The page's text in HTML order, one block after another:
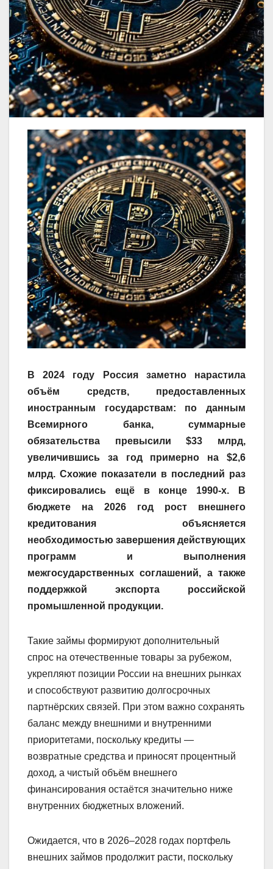
В 2024 году Россия заметно нарастила
объём средств, предоставленных
иностранным государствам: по данным
Всемирного банка, суммарные
обязательства превысили $33 млрд,
увеличившись за год примерно на $2,6
млрд. Схожие показатели в последний раз
фиксировались ещё в конце 1990-х. В
бюджете на 2026 год рост внешнего
кредитования объясняется
необходимостью завершения действующих
программ и выполнения
межгосударственных соглашений, а также
поддержкой экспорта российской
промышленной продукции.
Такие займы формируют дополнительный
спрос на отечественные товары за рубежом,
укрепляют позиции России на внешних рынках
и способствуют развитию долгосрочных
партнёрских связей. При этом важно сохранять
баланс между внешними и внутренними
приоритетами, поскольку кредиты —
возвратные средства и приносят процентный
доход, а чистый объём внешнего
финансирования остаётся значительно ниже
внутренних бюджетных вложений.
Ожидается, что в 2026–2028 годах портфель
внешних займов продолжит расти, поскольку